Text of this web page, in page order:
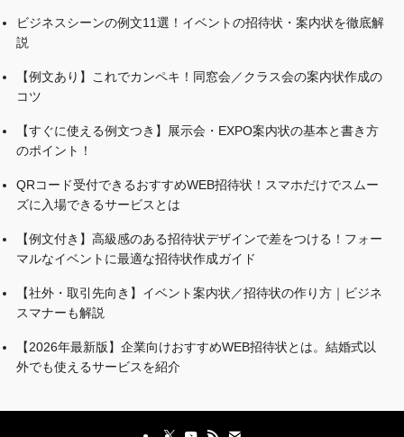
ビジネスシーンの例文11選！イベントの招待状・案内状を徹底解
説
【例文あり】これでカンペキ！同窓会／クラス会の案内状作成の
コツ
【すぐに使える例文つき】展示会・EXPO案内状の基本と書き方
のポイント！
QRコード受付できるおすすめWEB招待状！スマホだけでスムー
ズに入場できるサービスとは
【例文付き】高級感のある招待状デザインで差をつける！フォー
マルなイベントに最適な招待状作成ガイド
【社外・取引先向き】イベント案内状／招待状の作り方｜ビジネ
スマナーも解説
【2026年最新版】企業向けおすすめWEB招待状とは。結婚式以
外でも使えるサービスを紹介